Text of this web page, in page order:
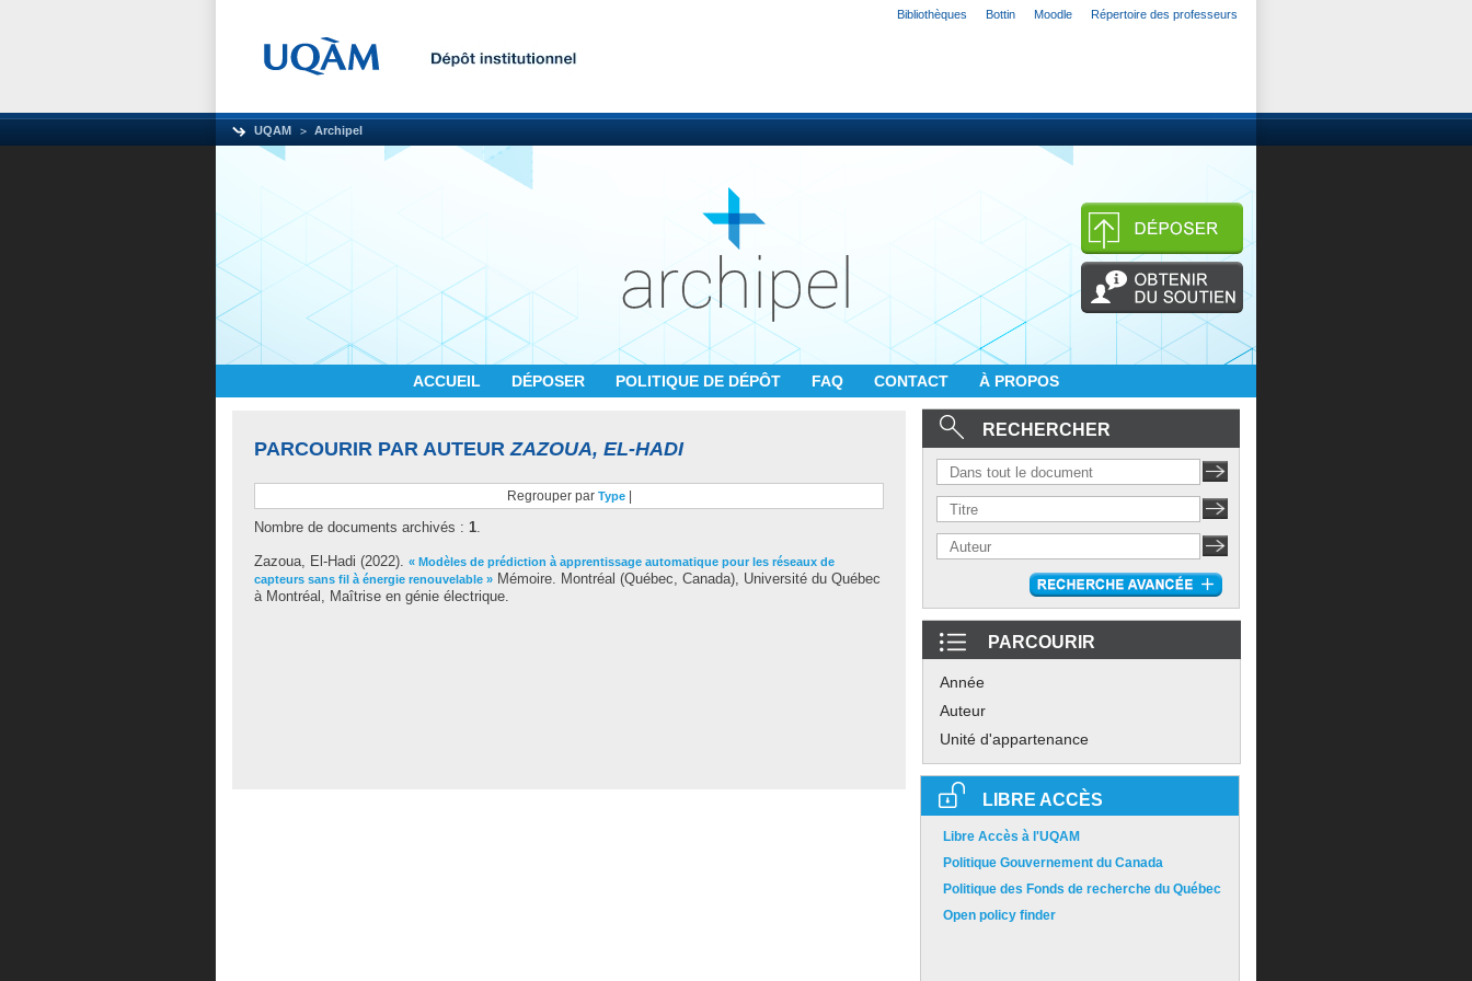
Bibliothèques Bottin Moodle Répertoire des professeurs
UQAM Archipel
ACCUEIL DÉPOSER POLITIQUE DE DÉPÔT FAQ CONTACT À PROPOS
PARCOURIR PAR AUTEURZAZOUA, EL-HADI
Regrouper par Type
Nombre de documents archivés : 1.
Zazoua, El-Hadi (2022). « Modèles de prédiction à apprentissage automatique pour les réseaux de
capteurs sans fil à énergie renouvelable » Mémoire. Montréal (Québec, Canada), Université du Québec
à Montréal, Maîtrise en génie électrique.
RECHERCHER
PARCOURIR
Année
Auteur
Unité d'appartenance
LIBRE ACCÈS
Libre Accès à l'UQAM
Politique Gouvernement du Canada
Politique des Fonds de recherche du Québec
Open policy finder